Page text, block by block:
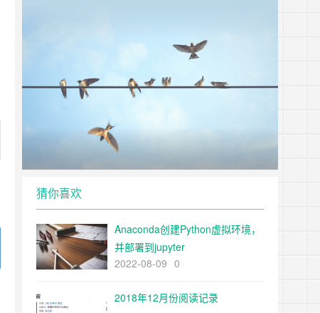
猜你喜欢
Anaconda创建Python虚拟环境，
并部署到jupyter
2022-08-09 0
2018年12月份阅读记录